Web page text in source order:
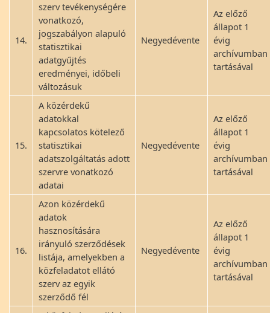
14.
szerv tevékenységére
vonatkozó,
jogszabályon alapuló
statisztikai
adatgyűjtés
eredményei, időbeli
változásuk
Negyedévente
Az előző
állapot 1
évig
archívumban
tartásával
15.
A közérdekű
adatokkal
kapcsolatos kötelező
statisztikai
adatszolgáltatás adott
szervre vonatkozó
adatai
Negyedévente
Az előző
állapot 1
évig
archívumban
tartásával
16.
Azon közérdekű
adatok
hasznosítására
irányuló szerződések
listája, amelyekben a
közfeladatot ellátó
szerv az egyik
szerződő fél
Negyedévente
Az előző
állapot 1
évig
archívumban
tartásával